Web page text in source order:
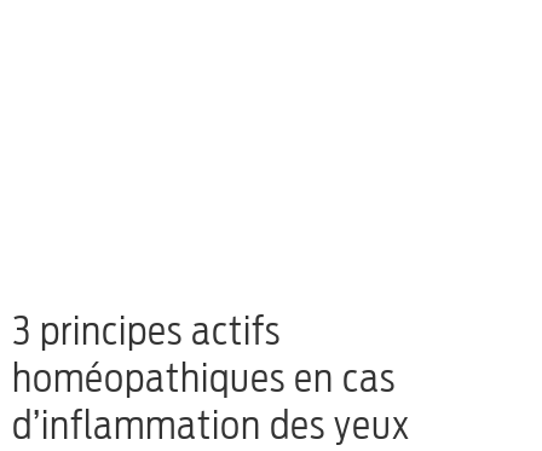
3 principes actifs
homéopathiques en cas
d’inflammation des yeux